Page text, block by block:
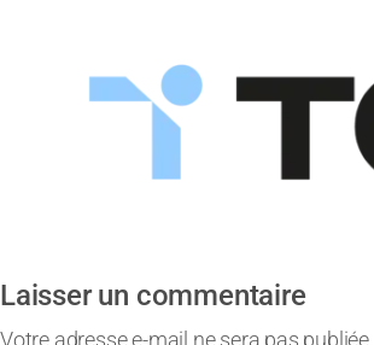
Laisser un commentaire
Votre adresse e-mail ne sera pas publiée.